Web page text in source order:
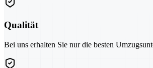
Qualität
Bei uns erhalten Sie nur die besten